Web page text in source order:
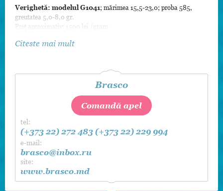
Verighetă: modelul G1041; mărimea 15,5-23,0; proba 585,
greutatea 5,0-8,0 gr.
Preț aproximativ: 1500 lei /gram.
Citeste mai mult
Brasco
Comandă apel
tel:
(+373 22) 272 483 (+373 22) 229 994
e-mail:
brasco@inbox.ru
site:
www.brasco.md